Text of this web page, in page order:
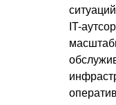
IT-